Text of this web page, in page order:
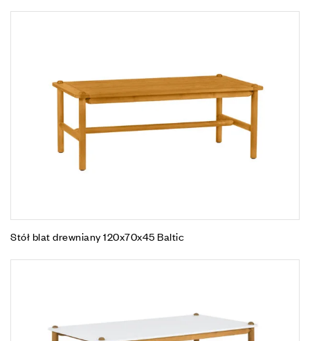
Stół blat drewniany 120x70x45 Baltic